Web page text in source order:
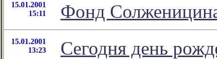
15.01.2001
15:11
Фонд
15.01.2001
13:23
Сегодня день